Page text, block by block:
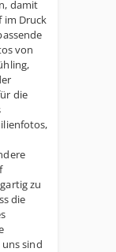
damit
im Druck
von
die
zu
die
sind